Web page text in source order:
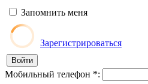
Запомнить меня
Зарегистрироваться
Мобильный телефон *: